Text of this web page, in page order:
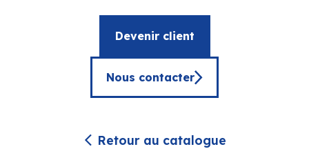
Devenir client
Nous contacter
Retour au catalogue